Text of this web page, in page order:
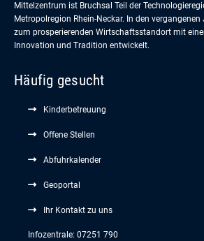
Mittelzentrum ist Bruchsal Teil der
Metropolregion Rhein-Neckar. In den
zum prosperierenden Wirtschaftsstandort mit
Innovation und Tradition entwickelt.
Häufig gesucht
Kinderbetreuung
Offene Stellen
Abfuhrkalender
Geoportal
Ihr Kontakt zu uns
Infozentrale: 07251 790